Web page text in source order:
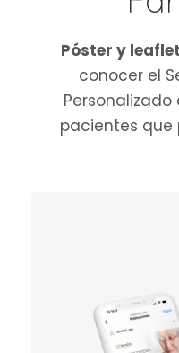
Póster y
conocer el
pacientes que